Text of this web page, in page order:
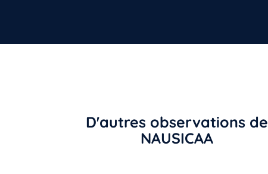
D'autres observations de
NAUSICAA